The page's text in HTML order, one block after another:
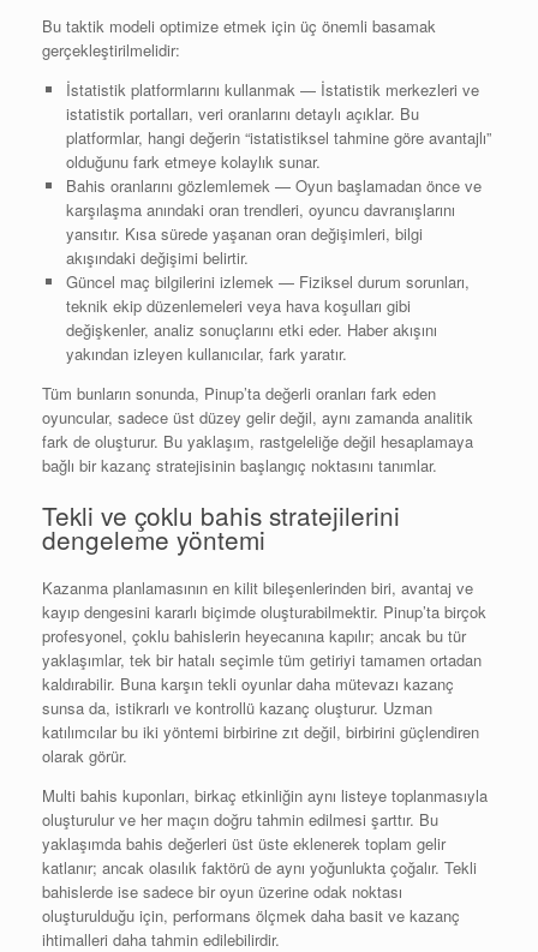
Bu taktik modeli optimize etmek için üç önemli basamak
gerçekleştirilmelidir:
İstatistik platformlarını kullanmak — İstatistik merkezleri ve
istatistik portalları, veri oranlarını detaylı açıklar. Bu
platformlar, hangi değerin “istatistiksel tahmine göre avantajlı”
olduğunu fark etmeye kolaylık sunar.
Bahis oranlarını gözlemlemek — Oyun başlamadan önce ve
karşılaşma anındaki oran trendleri, oyuncu davranışlarını
yansıtır. Kısa sürede yaşanan oran değişimleri, bilgi
akışındaki değişimi belirtir.
Güncel maç bilgilerini izlemek — Fiziksel durum sorunları,
teknik ekip düzenlemeleri veya hava koşulları gibi
değişkenler, analiz sonuçlarını etki eder. Haber akışını
yakından izleyen kullanıcılar, fark yaratır.
Tüm bunların sonunda, Pinup’ta değerli oranları fark eden
oyuncular, sadece üst düzey gelir değil, aynı zamanda analitik
fark de oluşturur. Bu yaklaşım, rastgeleliğe değil hesaplamaya
bağlı bir kazanç stratejisinin başlangıç noktasını tanımlar.
Tekli ve çoklu bahis stratejilerini
dengeleme yöntemi
Kazanma planlamasının en kilit bileşenlerinden biri, avantaj ve
kayıp dengesini kararlı biçimde oluşturabilmektir. Pinup’ta birçok
profesyonel, çoklu bahislerin heyecanına kapılır; ancak bu tür
yaklaşımlar, tek bir hatalı seçimle tüm getiriyi tamamen ortadan
kaldırabilir. Buna karşın tekli oyunlar daha mütevazı kazanç
sunsa da, istikrarlı ve kontrollü kazanç oluşturur. Uzman
katılımcılar bu iki yöntemi birbirine zıt değil, birbirini güçlendiren
olarak görür.
Multi bahis kuponları, birkaç etkinliğin aynı listeye toplanmasıyla
oluşturulur ve her maçın doğru tahmin edilmesi şarttır. Bu
yaklaşımda bahis değerleri üst üste eklenerek toplam gelir
katlanır; ancak olasılık faktörü de aynı yoğunlukta çoğalır. Tekli
bahislerde ise sadece bir oyun üzerine odak noktası
oluşturulduğu için, performans ölçmek daha basit ve kazanç
ihtimalleri daha tahmin edilebilirdir.